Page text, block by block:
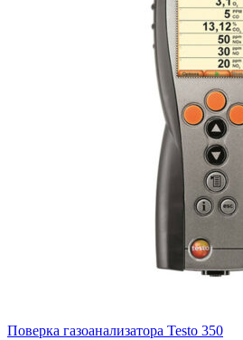
Поверка газоанализатора Testo 350